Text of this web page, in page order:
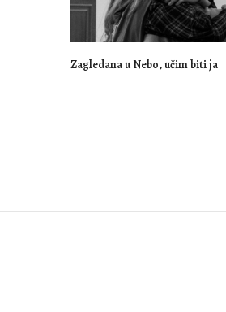
Zagledana u Nebo, učim biti ja